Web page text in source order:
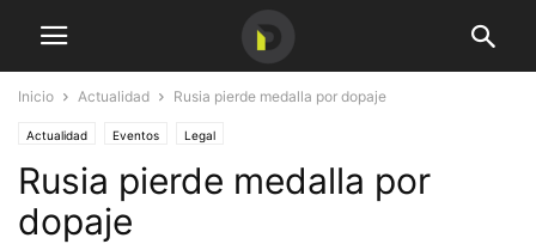
Inicio Actualidad Rusia pierde medalla por dopaje
Actualidad Eventos Legal
Rusia pierde medalla por
dopaje